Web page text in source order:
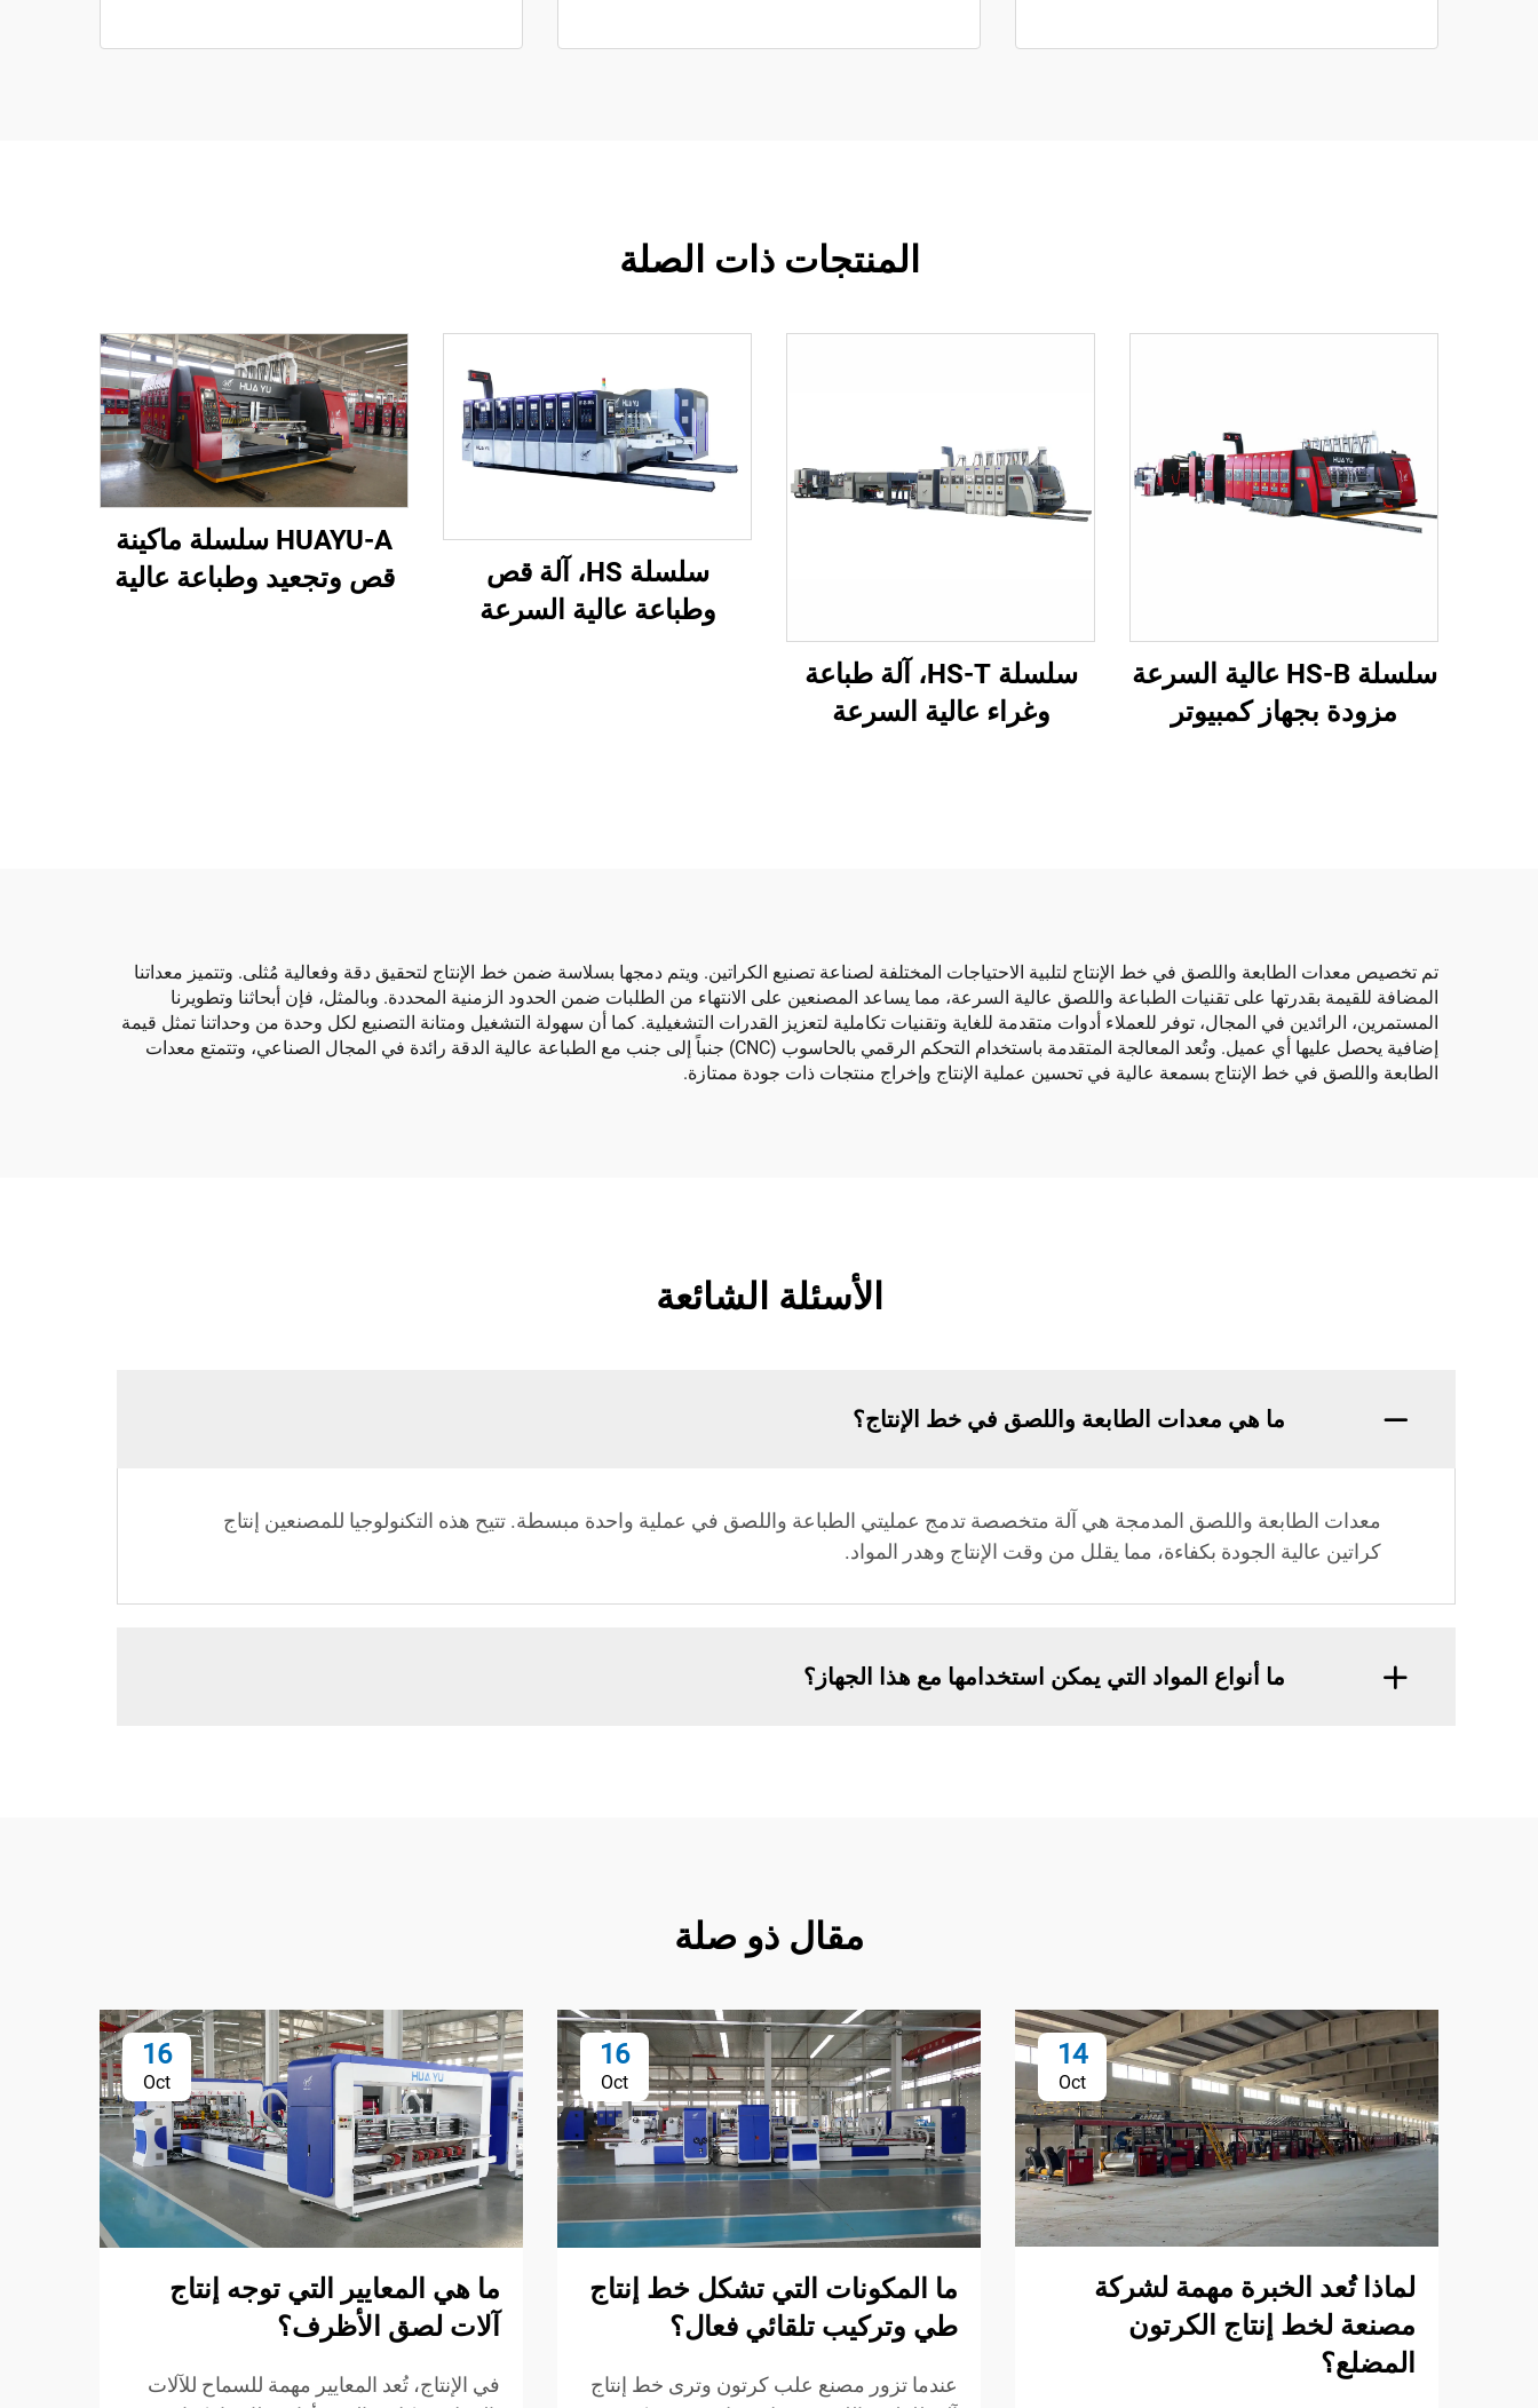
المنتجات ذات الصلة
سلسلة HS-B عالية السرعة
مزودة بجهاز كمبيوتر
سلسلة HS-T، آلة طباعة
وغراء عالية السرعة
سلسلة HS، آلة قص
وطباعة عالية السرعة
HUAYU-A سلسلة ماكينة
قص وتجعيد وطباعة عالية
تم تخصيص معدات الطابعة واللصق في خط الإنتاج لتلبية الاحتياجات المختلفة لصناعة تصنيع الكراتين. ويتم دمجها بسلاسة ضمن خط الإنتاج لتحقيق دقة وفعالية مُثلى. وتتميز معداتنا
المضافة للقيمة بقدرتها على تقنيات الطباعة واللصق عالية السرعة، مما يساعد المصنعين على الانتهاء من الطلبات ضمن الحدود الزمنية المحددة. وبالمثل، فإن أبحاثنا وتطويرنا
المستمرين، الرائدين في المجال، توفر للعملاء أدوات متقدمة للغاية وتقنيات تكاملية لتعزيز القدرات التشغيلية. كما أن سهولة التشغيل ومتانة التصنيع لكل وحدة من وحداتنا تمثل قيمة
إضافية يحصل عليها أي عميل. وتُعد المعالجة المتقدمة باستخدام التحكم الرقمي بالحاسوب (CNC) جنباً إلى جنب مع الطباعة عالية الدقة رائدة في المجال الصناعي، وتتمتع معدات
الطابعة واللصق في خط الإنتاج بسمعة عالية في تحسين عملية الإنتاج وإخراج منتجات ذات جودة ممتازة.
الأسئلة الشائعة
ما هي معدات الطابعة واللصق في خط الإنتاج؟
معدات الطابعة واللصق المدمجة هي آلة متخصصة تدمج عمليتي الطباعة واللصق في عملية واحدة مبسطة. تتيح هذه التكنولوجيا للمصنعين إنتاج
كراتين عالية الجودة بكفاءة، مما يقلل من وقت الإنتاج وهدر المواد.
ما أنواع المواد التي يمكن استخدامها مع هذا الجهاز؟
مقال ذو صلة
14
Oct
لماذا تُعد الخبرة مهمة لشركة
مصنعة لخط إنتاج الكرتون
المضلع؟
16
Oct
ما المكونات التي تشكل خط إنتاج
طي وتركيب تلقائي فعال؟
عندما تزور مصنع علب كرتون وترى خط إنتاج
16
Oct
ما هي المعايير التي توجه إنتاج
آلات لصق الأظرف؟
في الإنتاج، تُعد المعايير مهمة للسماح للآلات